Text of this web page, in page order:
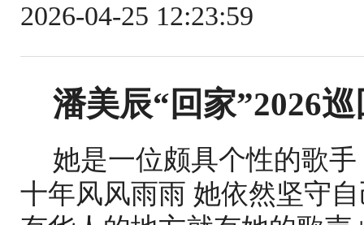
2026-04-25 12:23:59
潘美辰“回家”2026
她是一位颇具个性的歌
十年风风雨雨 她依然坚守